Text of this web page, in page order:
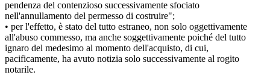
pendenza del contenzioso successivamente sfociato
nell'annullamento del permesso di costruire";
• per l'effetto, è stato del tutto estraneo, non solo oggettivamente
all'abuso commesso, ma anche soggettivamente poiché del tutto
ignaro del medesimo al momento dell'acquisto, di cui,
pacificamente, ha avuto notizia solo successivamente al rogito
notarile.